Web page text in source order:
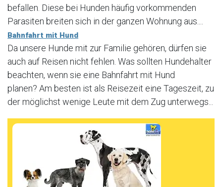
befallen. Diese bei Hunden häufig vorkommenden
Parasiten breiten sich in der ganzen Wohnung aus....
Bahnfahrt mit Hund
Da unsere Hunde mit zur Familie gehören, dürfen sie
auch auf Reisen nicht fehlen. Was sollten Hundehalter
beachten, wenn sie eine Bahnfahrt mit Hund
planen? Am besten ist als Reisezeit eine Tageszeit, zu
der möglichst wenige Leute mit dem Zug unterwegs...